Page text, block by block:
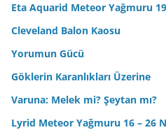
Eta Aquarid Meteor Yağmuru 19
Cleveland Balon Kaosu
Yorumun Gücü
Göklerin Karanlıkları Üzerine
Varuna: Melek mi? Şeytan mı?
Lyrid Meteor Yağmuru 16 – 26